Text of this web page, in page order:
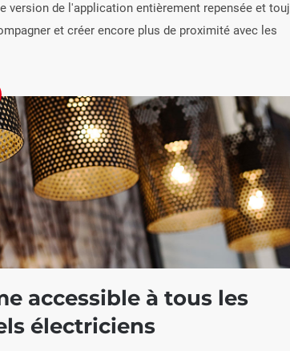
version de l'application entièrement repensée et
et créer encore plus de proximité avec les
accessible à tous les
électriciens